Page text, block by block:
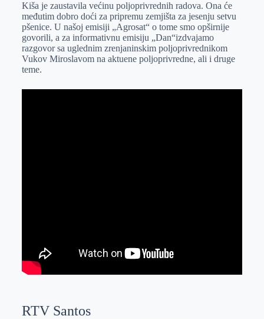
e
r
I
n
s
A
p
p
a
i
l
Kiša je zaustavila većinu poljoprivrednih radova. Ona će
međutim dobro doći za pripremu zemjišta za jesenju setvu
pšenice. U našoj emisiji „Agrosat“ o tome smo opširnije
govorili, a za informativnu emisiju „Dan“izdvajamo
razgovor sa uglednim zrenjaninskim poljoprivrednikom
Vukov Miroslavom na aktuene poljoprivredne, ali i druge
teme.
RTV Santos